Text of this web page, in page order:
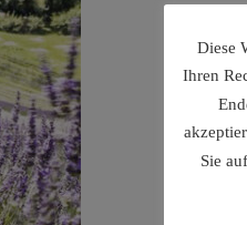
Diese
Ihren
Sie